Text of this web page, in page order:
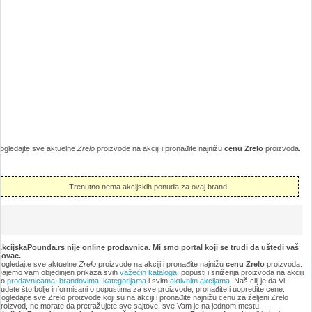
sve aktuelneZrelo proizvode na akciji i pronađite najnižucenu Zrelo proizvoda.
Trenutno nema akcijskih ponuda za ovaj brand
nije online prodavnica. Mi smo portal koji se trudi da uštedi vaš
sve aktuelne Zreloproizvode na akciji i pronađite najnižu cenu Zreloproizvoda.
vam objedinjen prikaza svih važećih kataloga, popusti i sniženja proizvoda na akciji
prodavnicama, brandovima, kategorijamai svim aktivnim akcijama. Naš cilj je da Vi
što bolje informisani o popustima za sve proizvode, pronađite i uopredite cene.
sve Zrelo proizvode koji su na akciji i pronađite najnižu cenu za željeni Zrelo
ne morate da pretražujete sve sajtove, sve Vam je na jednom mestu.